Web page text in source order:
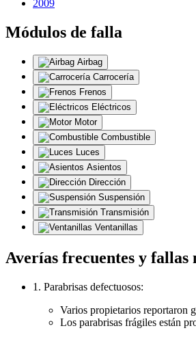
2009
Módulos de falla
Airbag
Carrocería
Frenos
Eléctricos
Motor
Combustible
Luces
Asientos
Dirección
Suspensión
Transmisión
Ventanillas
Averías frecuentes y fallas
1. Parabrisas defectuosos:
Varios propietarios reportaron
Los parabrisas frágiles están